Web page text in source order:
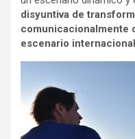
disyuntiva de
comunicacionalmente
escenario